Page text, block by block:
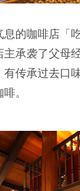
的咖啡店「
主承袭了父母
有传承过去口
。